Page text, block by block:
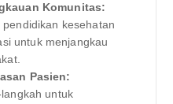
Komunitas:
kesehatan
untuk menjangkau
Pasien:
untuk